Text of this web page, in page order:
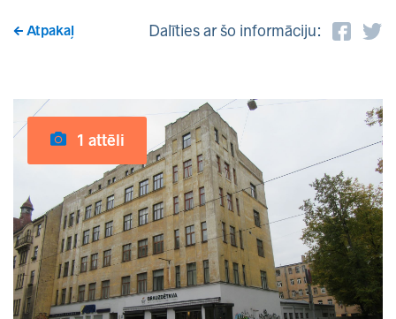
Atpakaļ Dalīties ar šo informāciju:
1 attēli